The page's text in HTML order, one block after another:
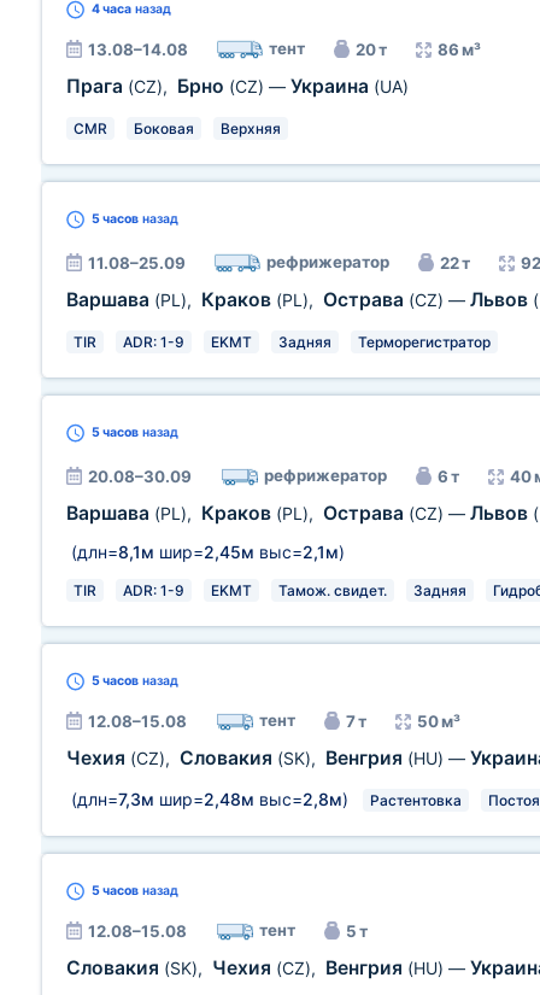
4 часа назад
13.08–14.08 тент 20 т 86 м³
Прага (CZ), Брно (CZ) — Украина (UA)
CMR Боковая Верхняя
5 часов назад
11.08–25.09 рефрижератор 22 т
Варшава (PL), Краков (PL), Острава (CZ) — Львов
TIR ADR: 1-9 EKMT Задняя Терморегистратор
5 часов назад
20.08–30.09 рефрижератор 6 т 40
Варшава (PL), Краков (PL), Острава (CZ) — Львов
(длн=8,1м шир=2,45м выс=2,1м)
TIR ADR: 1-9 EKMT Тамож. свидет. Задняя
5 часов назад
12.08–15.08 тент 7 т 50 м³
Чехия (CZ), Словакия (SK), Венгрия (HU) —
(длн=7,3м шир=2,48м выс=2,8м) Растентовка
5 часов назад
12.08–15.08 тент 5 т
Словакия (SK), Чехия (CZ), Венгрия (HU) —